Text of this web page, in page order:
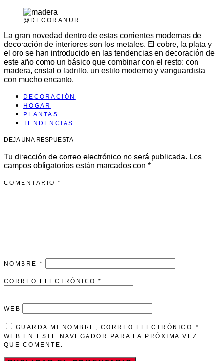
@DECORANUR
La gran novedad dentro de estas corrientes modernas de
decoración de interiores son los metales. El cobre, la plata y
el oro se han introducido en las tendencias en decoración de
este año como un básico que combinar con el resto: con
madera, cristal o ladrillo, un estilo moderno y vanguardista
con mucho encanto.
DECORACIÓN
HOGAR
PLANTAS
TENDENCIAS
DEJA UNA RESPUESTA
Tu dirección de correo electrónico no será publicada. Los
campos obligatorios están marcados con *
COMENTARIO*
NOMBRE*
CORREO ELECTRÓNICO*
WEB
GUARDA MI NOMBRE, CORREO ELECTRÓNICO Y
WEB EN ESTE NAVEGADOR PARA LA PRÓXIMA VEZ
QUE COMENTE.